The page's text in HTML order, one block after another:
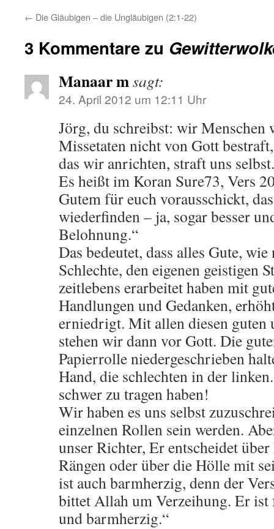
← Die Gläubigen – die Ungläubigen (2:1-22)
3 Kommentare zu
Manaar msagt:
24. April 2012 um 12:11 Uhr
Jörg, du schreibst: wir Menschen
Missetaten nicht von Gott
das wir anrichten, straft uns selbst.
Es heißt im Koran Sure73, Vers
Gutem für euch vorausschickt,
wiederfinden – ja, sogar besser
Belohnung.“
Das bedeutet, dass alles Gute,
Schlechte, den eigenen geistigen
zeitlebens erarbeitet haben mit
Handlungen und Gedanken,
erniedrigt. Mit allen diesen guten
stehen wir dann vor Gott. Die
Papierrolle niedergeschrieben
Hand, die schlechten in der
schwer zu tragen haben!
Wir haben es uns selbst
einzelnen Rollen sein werden.
unser Richter, Er entscheidet
Rängen oder über die Hölle mit
ist auch barmherzig, denn der
bittet Allah um Verzeihung. Er
und barmherzig.“